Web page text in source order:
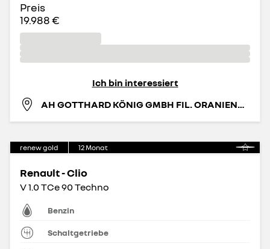
Preis
19.988 €
Ich bin interessiert
AH GOTTHARD KÖNIG GMBH FIL. ORANIENBURG
renew gold 12Monat
Renault - Clio
V 1.0 TCe 90 Techno
Benzin
Schaltgetriebe